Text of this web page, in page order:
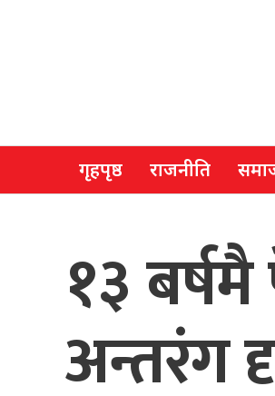
गृहपृष्ठ राजनीति
१३
अन्तरंग